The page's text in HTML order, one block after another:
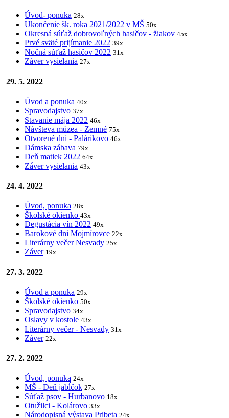
Úvod- ponuka 28x
Ukončenie šk. roka 2021/2022 v MŠ 50x
Okresná súťaž dobrovoľných hasičov - žiakov 45x
Prvé sväté prijímanie 2022 39x
Nočná súťaž hasičov 2022 31x
Záver vysielania 27x
29. 5. 2022
Úvod a ponuka 40x
Spravodajstvo 37x
Stavanie mája 2022 46x
Návšteva múzea - Zemné 75x
Otvorené dni - Palárikovo 46x
Dámska zábava 79x
Deň matiek 2022 64x
Záver vysielania 43x
24. 4. 2022
Úvod, ponuka 28x
Školské okienko 43x
Degustácia vín 2022 49x
Barokové dni Mojmírovce 22x
Literárny večer Nesvady 25x
Záver 19x
27. 3. 2022
Úvod a ponuka 29x
Školské okienko 50x
Spravodajstvo 34x
Oslavy v kostole 43x
Literárny večer - Nesvady 31x
Záver 22x
27. 2. 2022
Úvod, ponuka 24x
MŠ - Deň jabĺčok 27x
Súťaž psov - Hurbanovo 18x
Otužilci - Kolárovo 33x
Národopisná výstava Pribeta 24x